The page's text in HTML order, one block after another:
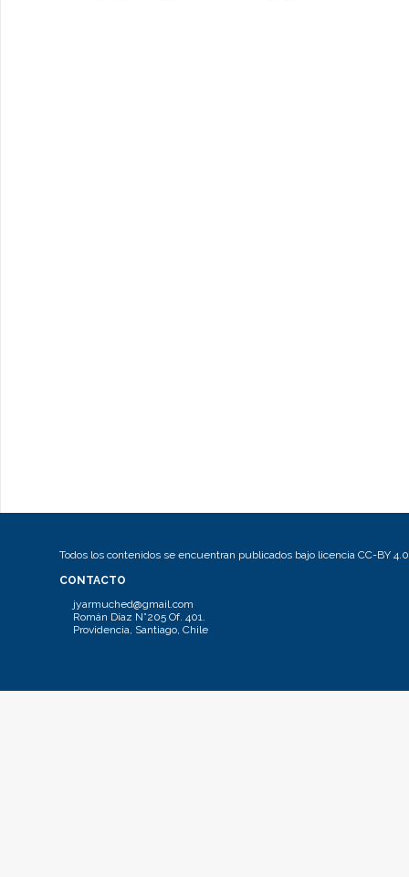
Todos los contenidos se encuentran publicados bajo licencia CC-BY 4.0
CONTACTO
jyarmuched@gmail.com
Román Díaz N°205 Of. 401.
Providencia, Santiago, Chile